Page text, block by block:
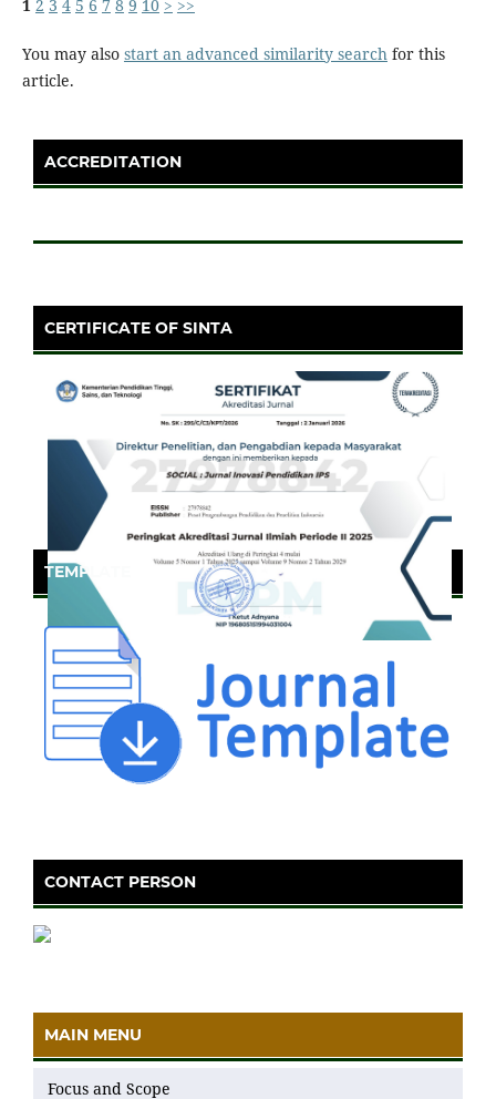
1 2 3 4 5 6 7 8 9 10 > >>
You may also start an advanced similarity searchfor this
article.
ACCREDITATION
CERTIFICATE OF SINTA
TEMPLATE
CONTACT PERSON
MAIN MENU
Focus and Scope